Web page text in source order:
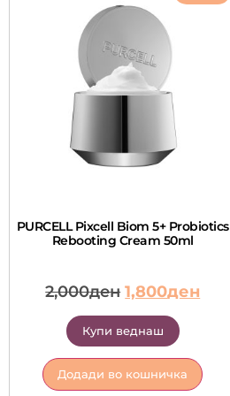
PURCELL Pixcell Biom 5+ Probiotics
Rebooting Cream 50ml
2,000ден 1,800ден
Купи веднаш
Додади во кошничка